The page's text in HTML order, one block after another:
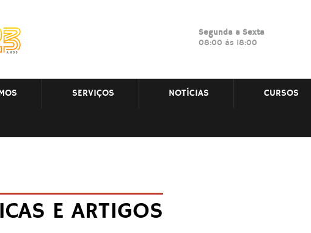
Segunda a Sexta
08:00 ás 18:00
SERVIÇOS NOTÍCIAS CURSOS
E ARTIGOS